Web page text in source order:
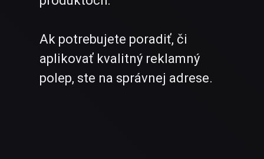
Ak potrebujete poradiť, či
aplikovať kvalitný reklamný
polep, ste na správnej adrese.